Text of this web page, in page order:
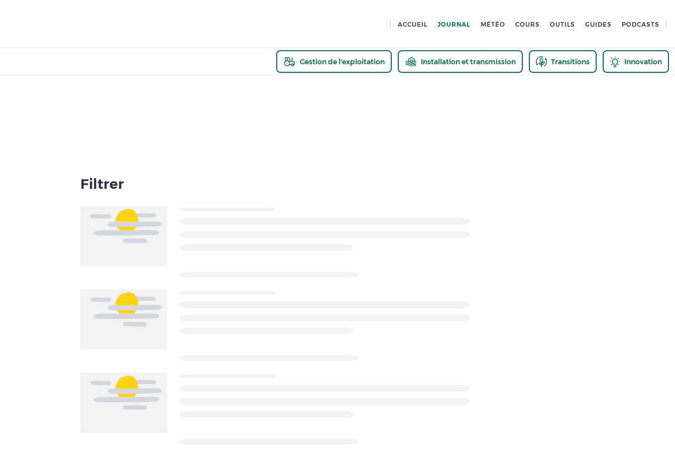
ACCUEIL JOURNAL MÉTÉO COURS OUTILS GUIDES PODCASTS
Gestion de l'exploitation Installation et transmission Transitions Innovation
Filtrer